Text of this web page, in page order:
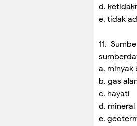
d.
e. tidak
11.
a. minyak
b. gas
c. hayati
d. mineral
e.